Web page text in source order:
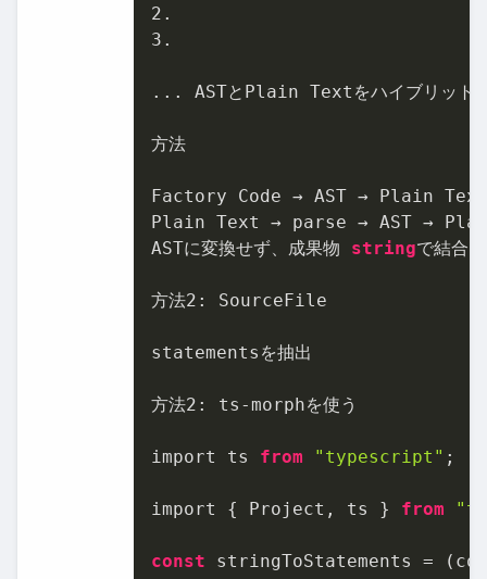
2
3 .
... ASTとPlain Textをハイブリット
方法
Factory Code → AST → Plain Text
Plain Text → parse → AST →
ASTに変換せず、成果物 stringで結合
方法2 : SourceFile
statementsを抽出
方法2 : ts-morphを使う
import ts from "typescript" ;
import { Project, ts } from
const stringToStatements =